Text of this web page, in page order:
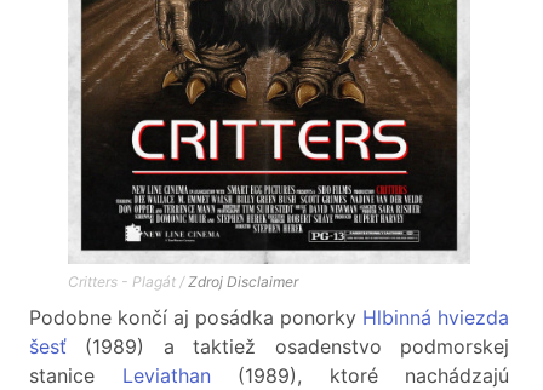
Critters - Plagát /Zdroj Disclaimer
Podobne končí aj posádka ponorky Hlbinná hviezda
šesť (1989) a taktiež osadenstvo podmorskej
stanice Leviathan (1989), ktoré nachádzajú